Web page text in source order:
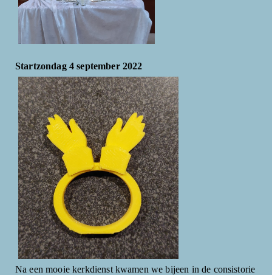
Startzondag 4 september 2022
Na een mooie kerkdienst kwamen we bijeen in de consistorie